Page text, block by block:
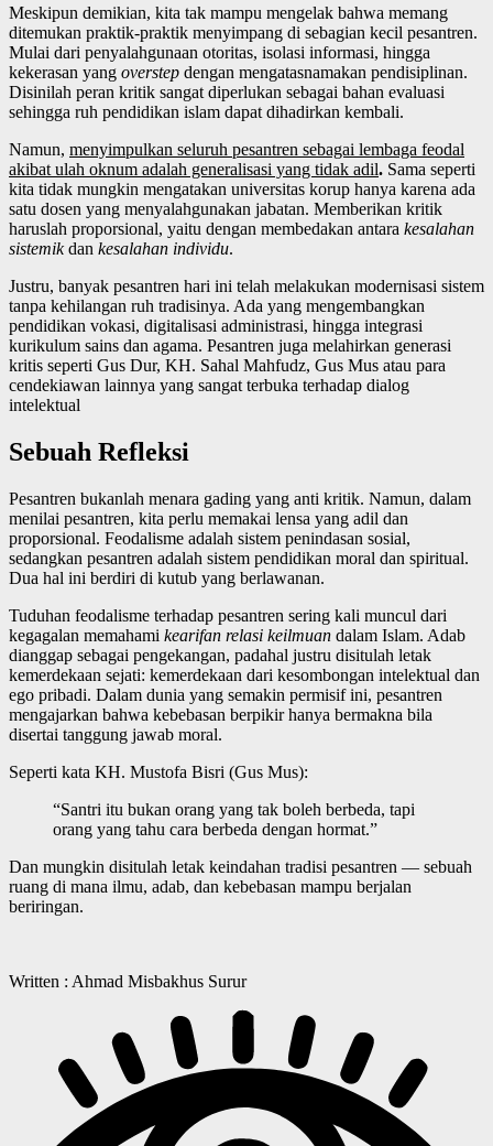
Meskipun demikian, kita tak mampu mengelak bahwa memang
ditemukan praktik-praktik menyimpang di sebagian kecil pesantren.
Mulai dari penyalahgunaan otoritas, isolasi informasi, hingga
kekerasan yang overstep dengan mengatasnamakan pendisiplinan.
Disinilah peran kritik sangat diperlukan sebagai bahan evaluasi
sehingga ruh pendidikan islam dapat dihadirkan kembali.
Namun, menyimpulkan seluruh pesantren sebagai lembaga feodal
akibat ulah oknum adalah generalisasi yang tidak adil. Sama seperti
kita tidak mungkin mengatakan universitas korup hanya karena ada
satu dosen yang menyalahgunakan jabatan. Memberikan kritik
haruslah proporsional, yaitu dengan membedakan antara kesalahan
sistemikdan kesalahan individu.
Justru, banyak pesantren hari ini telah melakukan modernisasi sistem
tanpa kehilangan ruh tradisinya. Ada yang mengembangkan
pendidikan vokasi, digitalisasi administrasi, hingga integrasi
kurikulum sains dan agama. Pesantren juga melahirkan generasi
kritis seperti Gus Dur, KH. Sahal Mahfudz, Gus Mus atau para
cendekiawan lainnya yang sangat terbuka terhadap dialog
intelektual
Sebuah Refleksi
Pesantren bukanlah menara gading yang anti kritik. Namun, dalam
menilai pesantren, kita perlu memakai lensa yang adil dan
proporsional. Feodalisme adalah sistem penindasan sosial,
sedangkan pesantren adalah sistem pendidikan moral dan spiritual.
Dua hal ini berdiri di kutub yang berlawanan.
Tuduhan feodalisme terhadap pesantren sering kali muncul dari
kegagalan memahami kearifan relasi keilmuan dalam Islam. Adab
dianggap sebagai pengekangan, padahal justru disitulah letak
kemerdekaan sejati: kemerdekaan dari kesombongan intelektual dan
ego pribadi. Dalam dunia yang semakin permisif ini, pesantren
mengajarkan bahwa kebebasan berpikir hanya bermakna bila
disertai tanggung jawab moral.
Seperti kata KH. Mustofa Bisri (Gus Mus):
“Santri itu bukan orang yang tak boleh berbeda, tapi
orang yang tahu cara berbeda dengan hormat.”
Dan mungkin disitulah letak keindahan tradisi pesantren — sebuah
ruang di mana ilmu, adab, dan kebebasan mampu berjalan
beriringan.
Written : Ahmad Misbakhus Surur